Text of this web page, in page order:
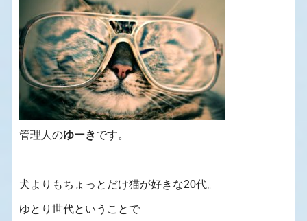
管理人のゆーきです。
犬よりもちょっとだけ猫が好きな20代。
ゆとり世代ということで